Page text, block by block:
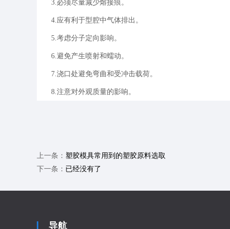
3.必须尽量减少熔接痕。
4.应有利于型腔中气体排出。
5.考虑分子定向影响。
6.避免产生喷射和蠕动。
7.浇口处避免弯曲和受冲击载荷。
8.注意对外观质量的影响。
上一条： 塑胶模具常用到的塑胶原料选取
下一条： 已经没有了
导航